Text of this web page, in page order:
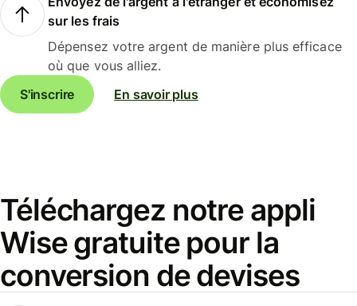
sur les frais
Dépensez votre argent de manière plus efficace
où que vous alliez.
S'inscrire
En savoir plus
Téléchargez notre appli
Wise gratuite pour la
conversion de devises